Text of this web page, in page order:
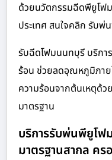
ด้วยนวัตกรรมฉีดพียูโ
ประเทศ สนใจคลิก รับ
รับฉีดโฟมนนทบุรี บริกา
ร้อน ช่วยลดอุณหภูมิภาย
ความร้อนจากต้นเหตุด้
มาตรฐาน
บริการรับพ่นพียูโ
มาตรฐานสากล ค